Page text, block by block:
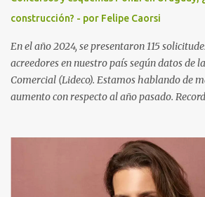
cambio del código del proceso penal, el
y no ofrece garantías. Ha trabajado junto al
la OEA para mejorar las con...
construcción? - por Felipe Caorsi
En el año 2024, se presentaron 115
acreedores en nuestro país según datos de
Comercial (Lideco). Estamos hablando de
aumento con respecto al año pasado.
particular frente a sus acreedores. Existe
concurso, pedido por el deudor que se
voluntario, y el pedido por los acreedores